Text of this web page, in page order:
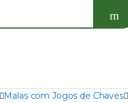
Malas com Jogos de Chaves